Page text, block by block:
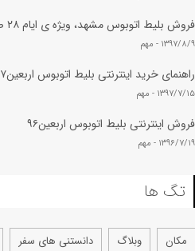
فروش بلیط اتوبوس مشهد، ویژه ی ایام ۲۸ صفر
۱۳۹۷/۸/۹ - مهم
راهنمای خرید اینترنتی بلیط اتوبوس اربعین۹۷
۱۳۹۷/۷/۱۵ - مهم
فروش اینترنتی بلیط اتوبوس اربعین۹۶
۱۳۹۶/۷/۱۹ - مهم
تگ ها
مکان وبلاگ دانستنی های سفر